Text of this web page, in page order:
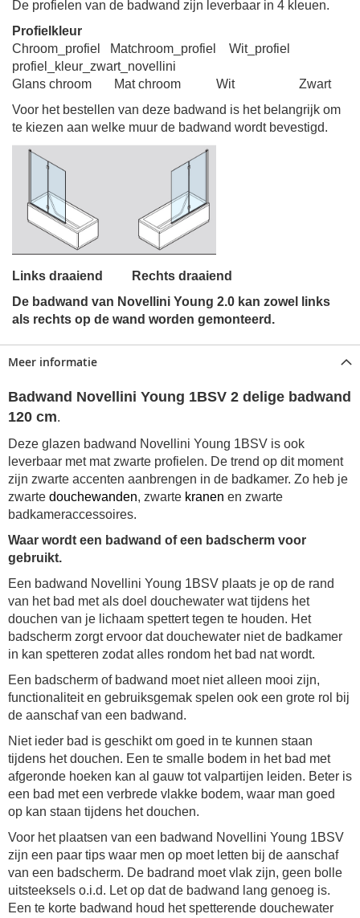
De profielen van de badwand zijn leverbaar in 4 kleuen.
Profielkleur
Glans chroom Mat chroom Wit Zwart
Voor het bestellen van deze badwand is het belangrijk om
te kiezen aan welke muur de badwand wordt bevestigd.
Links draaiend Rechts draaiend
De badwand van Novellini Young 2.0 kan zowel links
als rechts op de wand worden gemonteerd.
Meer informatie
Badwand Novellini Young 1BSV 2 delige badwand
120 cm.
Deze glazen badwand Novellini Young 1BSV is ook
leverbaar met mat zwarte profielen. De trend op dit moment
zijn zwarte accenten aanbrengen in de badkamer. Zo heb je
zwarte douchewanden, zwarte kranen en zwarte
badkameraccessoires.
Waar wordt een badwand of een badscherm voor
gebruikt.
Een badwand Novellini Young 1BSV plaats je op de rand
van het bad met als doel douchewater wat tijdens het
douchen van je lichaam spettert tegen te houden. Het
badscherm zorgt ervoor dat douchewater niet de badkamer
in kan spetteren zodat alles rondom het bad nat wordt.
Een badscherm of badwand moet niet alleen mooi zijn,
functionaliteit en gebruiksgemak spelen ook een grote rol bij
de aanschaf van een badwand.
Niet ieder bad is geschikt om goed in te kunnen staan
tijdens het douchen. Een te smalle bodem in het bad met
afgeronde hoeken kan al gauw tot valpartijen leiden. Beter is
een bad met een verbrede vlakke bodem, waar man goed
op kan staan tijdens het douchen.
Voor het plaatsen van een badwand Novellini Young 1BSV
zijn een paar tips waar men op moet letten bij de aanschaf
van een badscherm. De badrand moet vlak zijn, geen bolle
uitsteeksels o.i.d. Let op dat de badwand lang genoeg is.
Een te korte badwand houd het spetterende douchewater